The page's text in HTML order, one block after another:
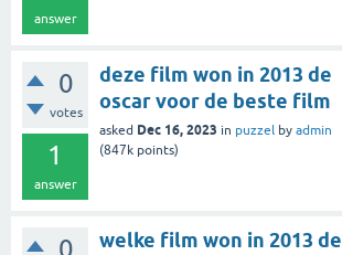
answer
0
votes
1
answer
deze film won in 2013 de
oscar voor de beste film
asked Dec 16, 2023 in puzzel by admin
(847k points)
welke film won in 2013 de